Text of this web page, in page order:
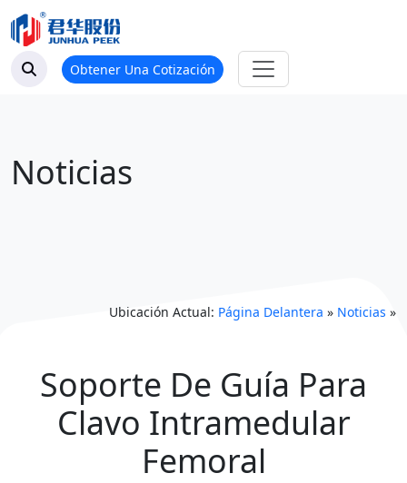
Obtener Una Cotización
Noticias
Ubicación Actual: Página Delantera » Noticias »
Soporte De Guía Para
Clavo Intramedular
Femoral